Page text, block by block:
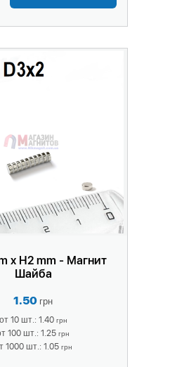
x H2 mm - Магнит
Шайба
1.50 грн
от 10 шт.: 1.40 грн
100 шт.: 1.25 грн
1000 шт.: 1.05 грн